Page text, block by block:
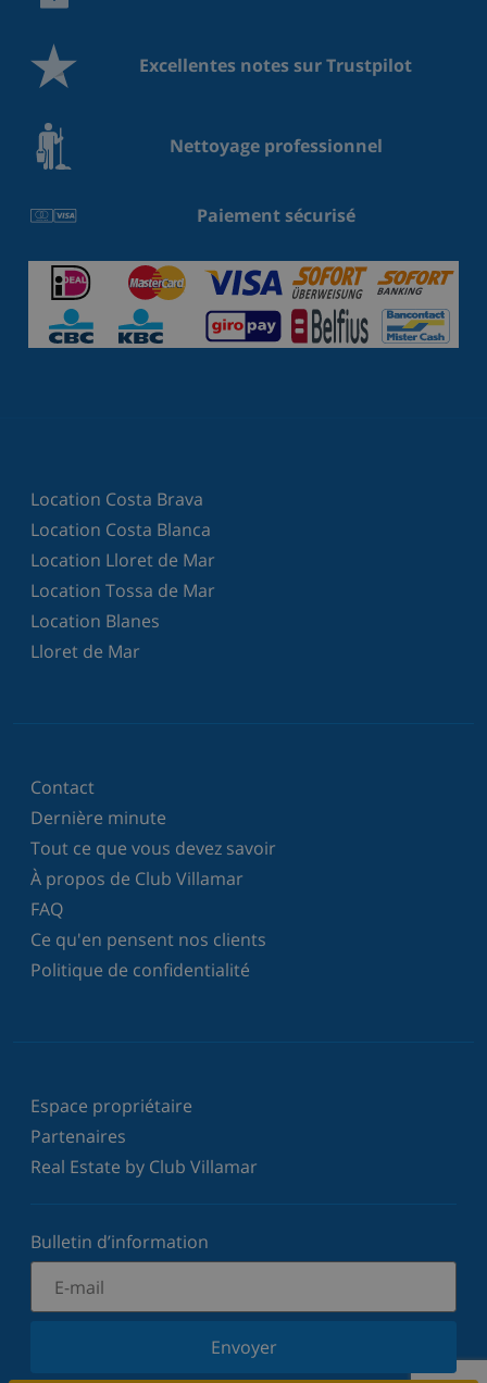
Excellentes notes sur Trustpilot
Nettoyage professionnel
Paiement sécurisé
Location Costa Brava
Location Costa Blanca
Location Lloret de Mar
Location Tossa de Mar
Location Blanes
Lloret de Mar
Contact
Dernière minute
Tout ce que vous devez savoir
À propos de Club Villamar
FAQ
Ce qu'en pensent nos clients
Politique de confidentialité
Espace propriétaire
Partenaires
Real Estate by Club Villamar
Bulletin d’information
Envoyer